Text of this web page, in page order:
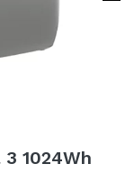
1024Wh